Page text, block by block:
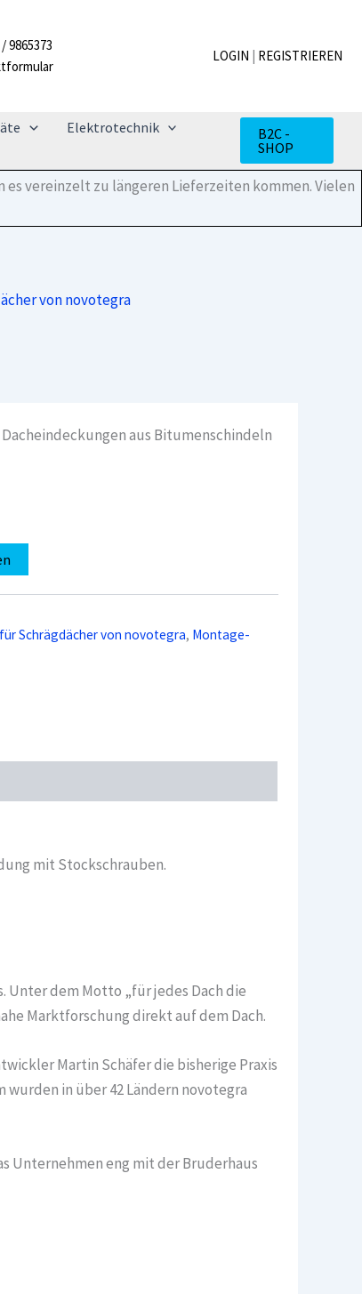
9865373
LOGIN | REGISTRIEREN
Elektrotechnik
B2C -
SHOP
vereinzelt zu längeren Lieferzeiten kommen. Vielen
von novotegra
aus Bitumenschindeln
Schrägdächer von novotegra, Montage-
mit Stockschrauben.
Unter dem Motto „für jedes Dach die
Marktforschung direkt auf dem Dach.
Martin Schäfer die bisherige Praxis
in über 42 Ländern novotegra
Unternehmen eng mit der Bruderhaus